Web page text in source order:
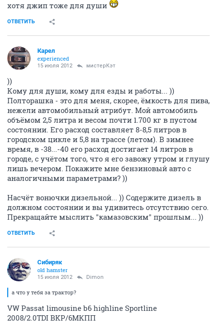
хотя джип тоже для души
ОТВЕТИТЬ
Карел
experienced
15 июля 2012 мистерКэт
))
Кому для души, кому для езды и работы... ))
Полторашка - это для меня, скорее, ёмкость для пива,
нежели автомобильный атрибут. Мой автомобиль
объёмом 2,5 литра и весом почти 1.700 кг в пустом
состоянии. Его расход составляет 8-8,5 литров в
городском цикле и 5,8 на трассе (летом). В зимнее
время, в -38...-40 его расход достигает 14 литров в
городе, с учётом того, что я его завожу утром и глушу
лишь вечером. Покажите мне бензиновый авто с
аналогичными параметрами? ))
Насчёт вонючки дизельной... )) Содержите дизель в
должном состоянии и вы удивитесь отсутствию сего.
Прекращайте мыслить "камазовским" прошлым... ))
ОТВЕТИТЬ
Сибиряк
old hamster
15 июля 2012 Dimon
а что у тебя за трактор?
VW Passat limousine b6 highline Sportline
2008/2.0TDI BKP/6МКПП